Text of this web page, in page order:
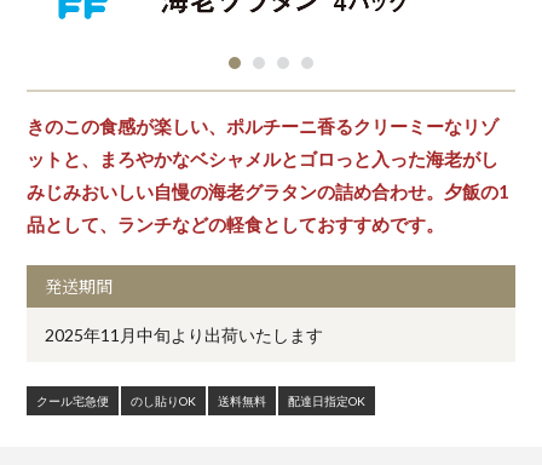
きのこの食感が楽しい、ポルチーニ香るクリーミーなリゾ
ットと、まろやかなベシャメルとゴロっと入った海老がし
みじみおいしい自慢の海老グラタンの詰め合わせ。夕飯の1
品として、ランチなどの軽食としておすすめです。
発送期間
2025年11月中旬より出荷いたします
クール宅急便 のし貼りOK 送料無料 配達日指定OK